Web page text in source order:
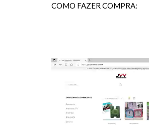
COMO FAZER COMPRA: